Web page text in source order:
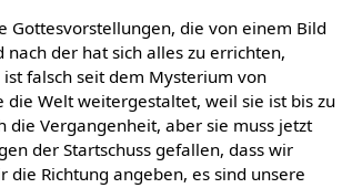
Gottesvorstellungen, die von einem Bild
der hat sich alles zu errichten,
falsch seit dem Mysterium von
Welt weitergestaltet, weil sie ist bis zu
Vergangenheit, aber sie muss jetzt
der Startschuss gefallen, dass wir
Richtung angeben, es sind unsere